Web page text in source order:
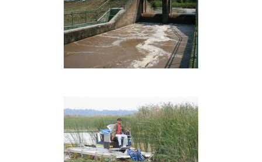
reguliatoriaus
rekonstrukcija